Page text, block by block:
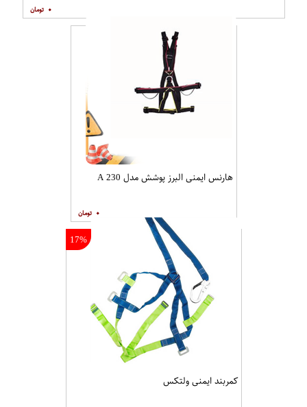
۰
هارنس ایمنی البرز پوشش مدل A 230
۰
17%
کمربند ایمنی ولتکس